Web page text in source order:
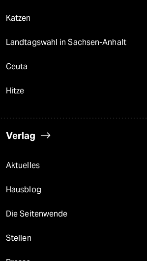
Katzen
Landtagswahl in Sachsen-Anhalt
Ceuta
Hitze
Verlag
Aktuelles
Hausblog
Die Seitenwende
Stellen